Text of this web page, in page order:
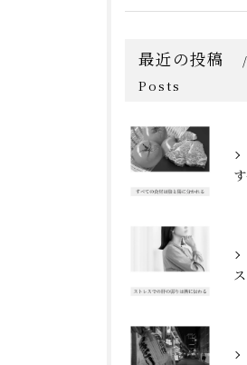
最近の投稿
Posts